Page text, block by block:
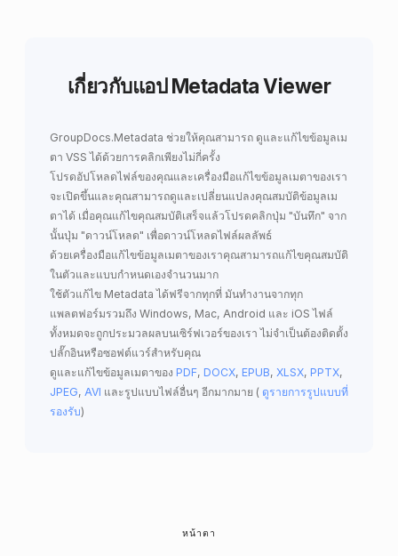
เกี่ยวกับแอป Metadata Viewer
GroupDocs.Metadata ช่วยให้คุณสามารถ ดูและแก้ไขข้อมูลเม
ตา VSS ได้ด้วยการคลิกเพียงไม่กี่ครั้ง
โปรดอัปโหลดไฟล์ของคุณและเครื่องมือแก้ไขข้อมูลเมตาของเรา
จะเปิดขึ้นและคุณสามารถดูและเปลี่ยนแปลงคุณสมบัติข้อมูลเม
ตาได้ เมื่อคุณแก้ไขคุณสมบัติเสร็จแล้วโปรดคลิกปุ่ม "บันทึก" จาก
นั้นปุ่ม "ดาวน์โหลด" เพื่อดาวน์โหลดไฟล์ผลลัพธ์
ด้วยเครื่องมือแก้ไขข้อมูลเมตาของเราคุณสามารถแก้ไขคุณสมบัติ
ในตัวและแบบกําหนดเองจํานวนมาก
ใช้ตัวแก้ไข Metadata ได้ฟรีจากทุกที่ มันทํางานจากทุก
แพลตฟอร์มรวมถึง Windows, Mac, Android และ iOS ไฟล์
ทั้งหมดจะถูกประมวลผลบนเซิร์ฟเวอร์ของเรา ไม่จําเป็นต้องติดตั้ง
ปลั๊กอินหรือซอฟต์แวร์สําหรับคุณ
ดูและแก้ไขข้อมูลเมตาของ PDF, DOCX, EPUB, XLSX, PPTX,
JPEG, AVI และรูปแบบไฟล์อื่นๆ อีกมากมาย ( ดูรายการรูปแบบที่
รองรับ)
หน้าตา